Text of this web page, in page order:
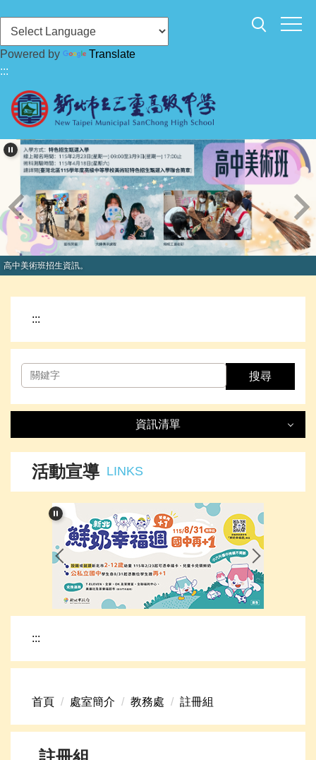
到
主
要
內
容
區
Powered by
Translate
:::
高中美術班招生資訊。
:::
搜尋
資訊清單
資訊清單 LIST
最新消息
處室簡介
榮譽事項
下載專區
網路資源
新生專區
活動宣導 LINKS
:::
首頁 處室簡介 教務處 註冊組